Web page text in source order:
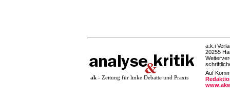
ak - Zeitung für linke Debatte und Praxis
a.k.i
20255
Auf